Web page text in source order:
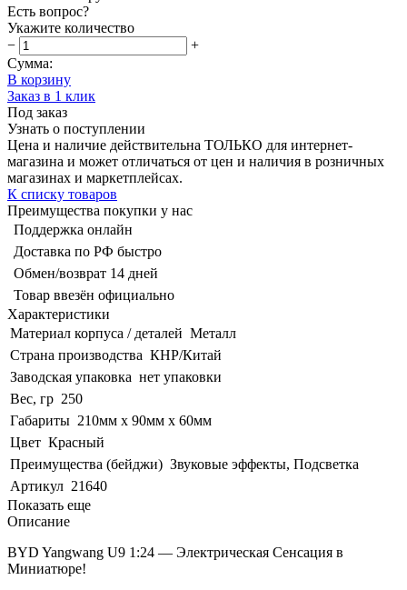
Есть вопрос?
Укажите количество
−
+
Сумма:
В корзину
Заказ в 1 клик
Под заказ
Узнать о поступлении
Цена и наличие действительна ТОЛЬКО для интернет-
магазина и может отличаться от цен и наличия в розничных
магазинах и маркетплейсах.
К списку товаров
Преимущества покупки у нас
Поддержка онлайн
Доставка по РФ быстро
Обмен/возврат 14 дней
Товар ввезён официально
Характеристики
Материал корпуса / деталей Металл
Страна производства КНР/Китай
Заводская упаковка нет упаковки
Вес, гр 250
Габариты 210мм х 90мм х 60мм
Цвет Красный
Преимущества (бейджи) Звуковые эффекты, Подсветка
Артикул 21640
Показать еще
Описание
BYD Yangwang U9 1:24 — Электрическая Сенсация в
Миниатюре!